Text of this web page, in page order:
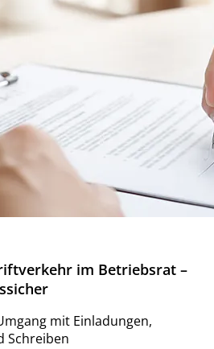
im Betriebsrat –
mit Einladungen,
Schreiben